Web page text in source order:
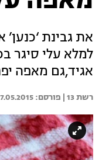
את גבינת
למלא עלי סיגר
אגיד,גם מאפה
רשת 13 |